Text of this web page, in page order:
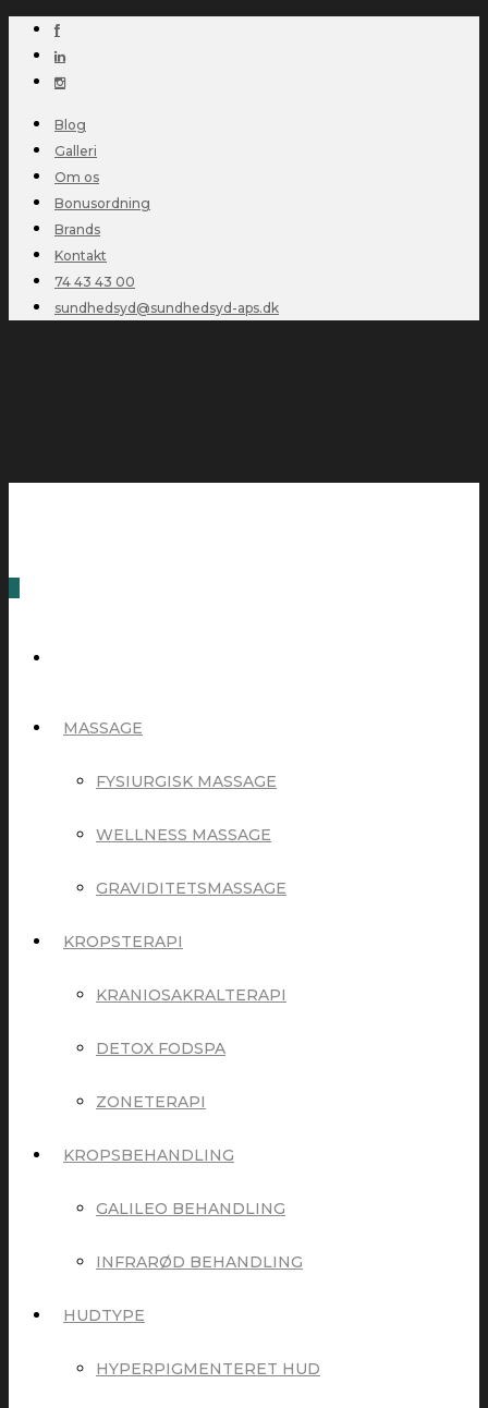
Blog
Galleri
Om os
Bonusordning
Brands
Kontakt
74 43 43 00
sundhedsyd@sundhedsyd-aps.dk
MASSAGE
FYSIURGISK MASSAGE
WELLNESS MASSAGE
GRAVIDITETSMASSAGE
KROPSTERAPI
KRANIOSAKRALTERAPI
DETOX FODSPA
ZONETERAPI
KROPSBEHANDLING
GALILEO BEHANDLING
INFRARØD BEHANDLING
HUDTYPE
HYPERPIGMENTERET HUD